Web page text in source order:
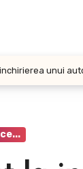
unui